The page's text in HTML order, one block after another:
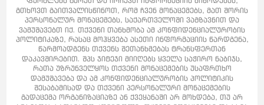
გთხოვთ გაითვალისწინოთ, რომ ჩვენ მონაცემებს, მათ შორის
პერსონალურ მონაცემებს, საქართველოში ვაგზავნით და
ვამუშავებთ იქ. თქვენი თანხმობა ამ კონფიდენციალურობის
პოლიტიკაზე, რასაც მოჰყვება ასეთი ინფორმაციის წარდგენა,
წარმოადგენს თქვენს შეთანხმებას ტრანსფერთან
დაკავშირებით. შპს ჯიტეჯი მიიღებს ყველა საჭირო ნაბიჯს,
რათა უზრუნველყოს თქვენი მონაცემების უსაფრთხო
დამუშავება და ამ კონფიდენციალურობის პოლიტიკის
შესაბამისად და თქვენი პერსონალური მონაცემების
გადაცემა ორგანიზაციაზე ან ქვეყანაში არ მოხდება, თუ არ